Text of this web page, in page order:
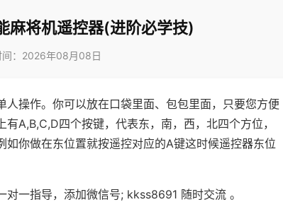
麻将机遥控器(进阶必学技)
间：2026年08月08日
人操作。你可以放在口袋里面、包包里面，只要您方便
A,B,C,D四个按键，代表东，南，西，北四个方位，
你做在东位置就按遥控对应的A键这时候遥控器东位
一指导，添加微信号; kkss8691 随时交流 。